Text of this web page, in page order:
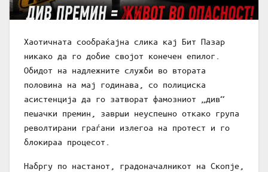
Хаотичната сообраќајна слика кај Бит Пазар
никако да го добие својот конечен епилог.
Обидот на надлежните служби во втората
половина на мај годинава, со полициска
асистенција да го затворат фамозниот „див“
пешачки премин, заврши неуспешно откако група
револтирани граѓани излегоа на протест и го
блокираа процесот.
Набргу по настанот, градоначалникот на Скопје,